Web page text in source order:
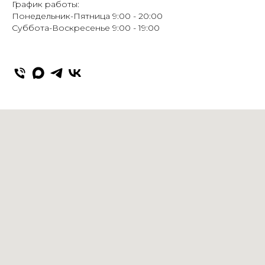
График работы:
Понедельник-Пятница 9:00 - 20:00
Суббота-Воскресенье 9:00 - 19:00